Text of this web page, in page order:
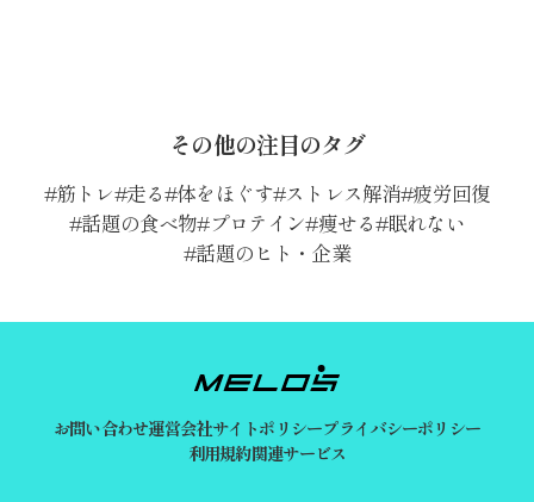
その他の注目のタグ
筋トレ 走る 体をほぐす ストレス解消 疲労回復
話題の食べ物 プロテイン 痩せる 眠れない
話題のヒト・企業
お問い合わせ運営会社サイトポリシープライバシーポリシー
利用規約関連サービス